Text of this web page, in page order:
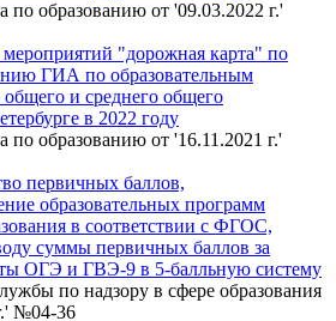
по образованию от '09.03.2022 г.'
"дорожная карта" по
ГИА по образовательным
и среднего общего
в 2022 году
по образованию от '16.11.2021 г.'
первичных баллов,
образовательных программ
в соответствии с ФГОС,
суммы первичных баллов за
ОГЭ и ГВЭ-9 в 5-балльную систему
по надзору в сфере образования
№04-36